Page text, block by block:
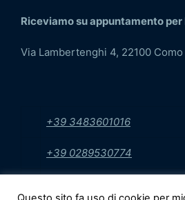
Riceviamo su appuntamento
Via Lambertenghi 4, 22100 Como
+39 3483601016
+39 0289530774